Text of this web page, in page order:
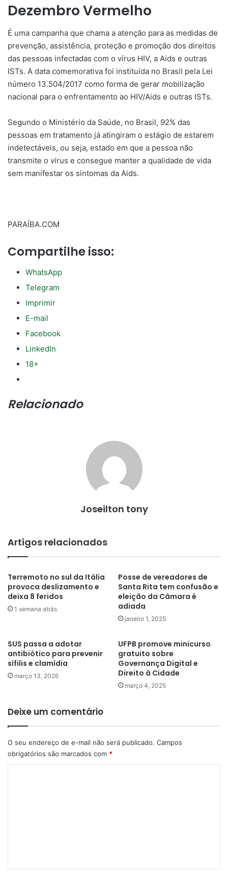
Dezembro Vermelho
É uma campanha que chama a atenção para as medidas de
prevenção, assistência, proteção e promoção dos direitos
das pessoas infectadas com o vírus HIV, a Aids e outras
ISTs. A data comemorativa foi instituída no Brasil pela Lei
número 13.504/2017 como forma de gerar mobilização
nacional para o enfrentamento ao HIV/Aids e outras ISTs.
Segundo o Ministério da Saúde, no Brasil, 92% das
pessoas em tratamento já atingiram o estágio de estarem
indetectáveis, ou seja, estado em que a pessoa não
transmite o vírus e consegue manter a qualidade de vida
sem manifestar os sintomas da Aids.
PARAÍBA.COM
Compartilhe isso:
WhatsApp
Telegram
Imprimir
E-mail
Facebook
LinkedIn
18+
Relacionado
Joseilton tony
Artigos relacionados
Terremoto no sul da Itália
provoca deslizamento e
deixa 8 feridos
1 semana atrás
Posse de vereadores de
Santa Rita tem confusão e
eleição da Câmara é
adiada
janeiro 1, 2025
SUS passa a adotar
antibiótico para prevenir
sífilis e clamídia
março 13, 2026
UFPB promove minicurso
gratuito sobre
Governança Digital e
Direito à Cidade
março 4, 2025
Deixe um comentário
O seu endereço de e-mail não será publicado. Campos
obrigatórios são marcados com *